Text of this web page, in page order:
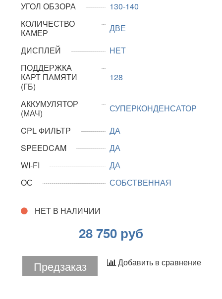
УГОЛ ОБЗОРА
130-140
КОЛИЧЕСТВО
КАМЕР
ДВЕ
ДИСПЛЕЙ
НЕТ
ПОДДЕРЖКА
КАРТ ПАМЯТИ
(ГБ)
128
АККУМУЛЯТОР
(МАЧ)
СУПЕРКОНДЕНСАТОР
CPL ФИЛЬТР
ДА
SPEEDCAM
ДА
WI-FI
ДА
ОС
СОБСТВЕННАЯ
НЕТ В НАЛИЧИИ
28 750 руб
Предзаказ Добавить в сравнение